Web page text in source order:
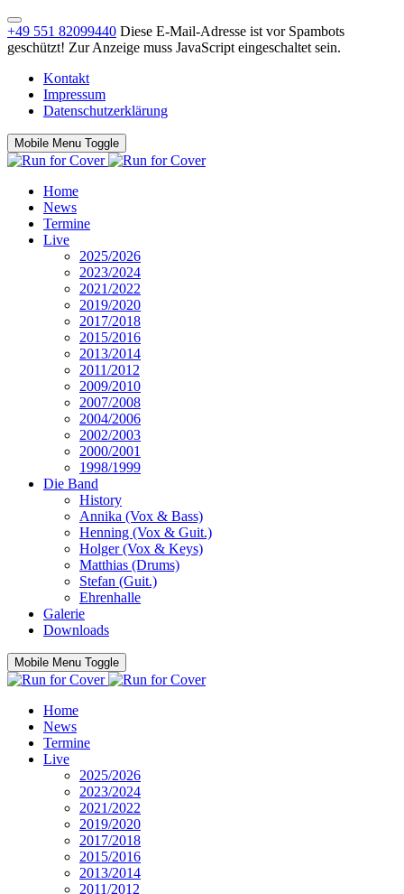
+49 551 82099440 Diese E-Mail-Adresse ist vor Spambots
geschützt! Zur Anzeige muss JavaScript eingeschaltet sein.
Kontakt
Impressum
Datenschutzerklärung
Mobile Menu Toggle
Home
News
Termine
Live
2025/2026
2023/2024
2021/2022
2019/2020
2017/2018
2015/2016
2013/2014
2011/2012
2009/2010
2007/2008
2004/2006
2002/2003
2000/2001
1998/1999
Die Band
History
Annika (Vox & Bass)
Henning (Vox & Guit.)
Holger (Vox & Keys)
Matthias (Drums)
Stefan (Guit.)
Ehrenhalle
Galerie
Downloads
Mobile Menu Toggle
Home
News
Termine
Live
2025/2026
2023/2024
2021/2022
2019/2020
2017/2018
2015/2016
2013/2014
2011/2012